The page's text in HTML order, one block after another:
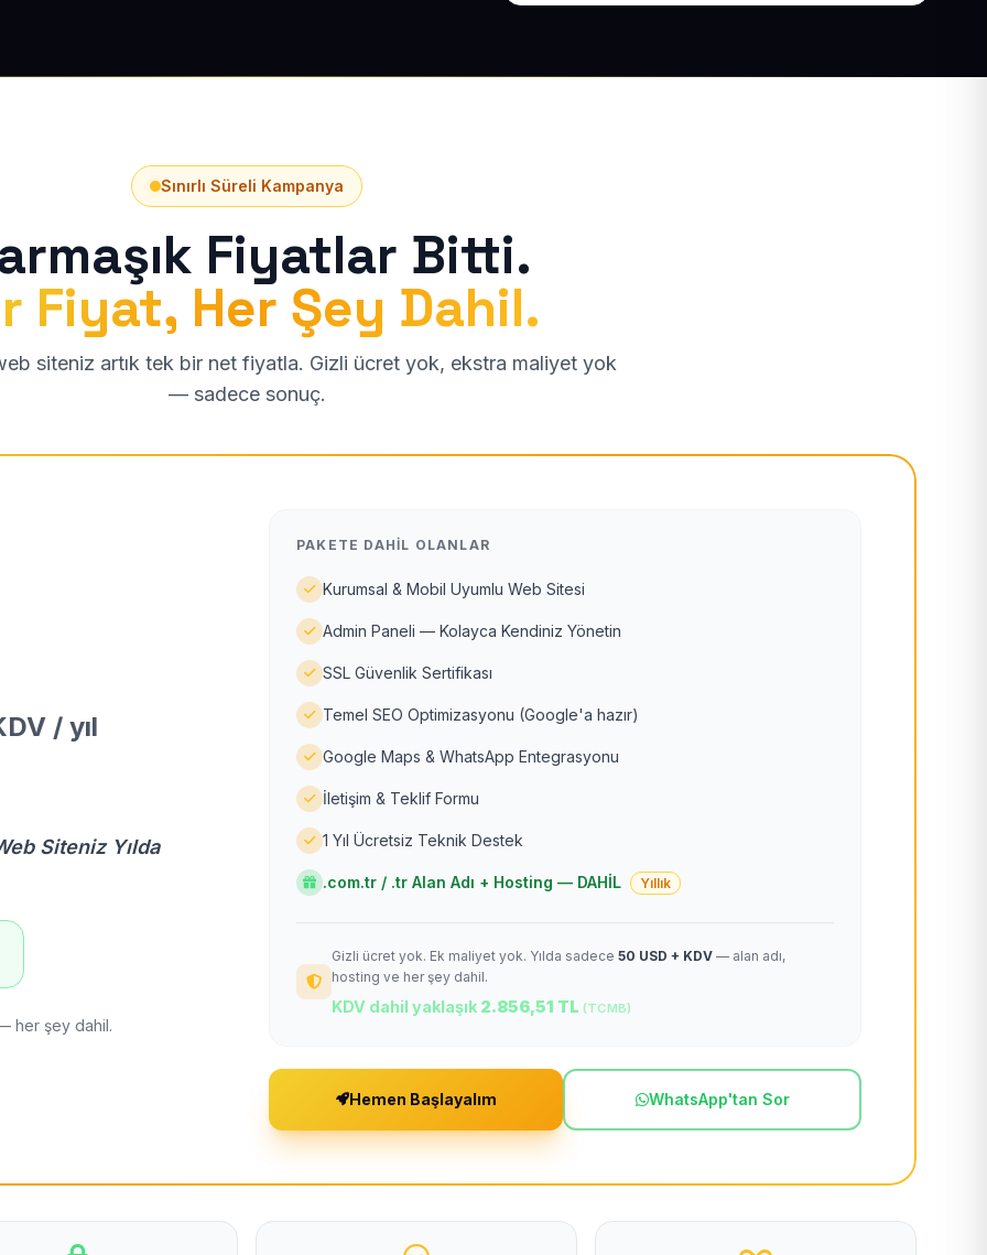
Sınırlı Süreli Kampanya
Fiyatlar Bitti.
Fiyat, Her Şey Dahil.
siteniz artık tek bir net fiyatla. Gizli ücret yok, ekstra maliyet yok
— sadece sonuç.
/ yıl
Siteniz Yılda
her şey dahil.
PAKETE DAHIL OLANLAR
Kurumsal & Mobil Uyumlu Web Sitesi
Admin Paneli — Kolayca Kendiniz Yönetin
SSL Güvenlik Sertifikası
Temel SEO Optimizasyonu (Google'a hazır)
Google Maps & WhatsApp Entegrasyonu
İletişim & Teklif Formu
1 Yıl Ücretsiz Teknik Destek
.com.tr / .tr Alan Adı + Hosting — DAHİL Yıllık
Gizli ücret yok. Ek maliyet yok. Yılda sadece 50 USD + KDV — alan adı,
hosting ve her şey dahil.
KDV dahil yaklaşık 2.856,51 TL (TCMB)
Hemen Başlayalım WhatsApp'tan Sor